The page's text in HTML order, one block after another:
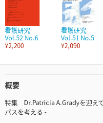
看護研究
Vol.52 No.6
¥2,200
看護研究
Vol.51 No.5
¥2,090
概要
特集 Dr.Patricia A.Gradyを迎え
パスを考える -